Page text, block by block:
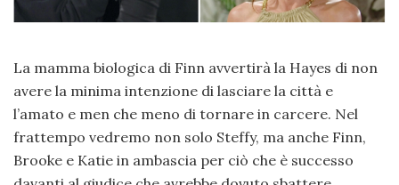
La mamma biologica di Finn avvertirà la Hayes di non
avere la minima intenzione di lasciare la città e
l’amato e men che meno di tornare in carcere. Nel
frattempo vedremo non solo Steffy, ma anche Finn,
Brooke e Katie in ambascia per ciò che è successo